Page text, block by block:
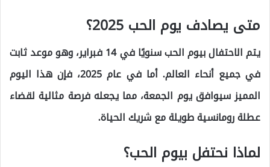
متى يصادف يوم الحب 2025؟
يتم الاحتفال بيوم الحب سنويًا في 14 فبراير، وهو موعد ثابت
في جميع أنحاء العالم. أما في عام 2025، فإن هذا اليوم
المميز سيوافق يوم الجمعة، مما يجعله فرصة مثالية لقضاء
عطلة رومانسية طويلة مع شريك الحياة.
لماذا نحتفل بيوم الحب؟